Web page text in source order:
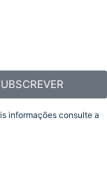
informações consulte a